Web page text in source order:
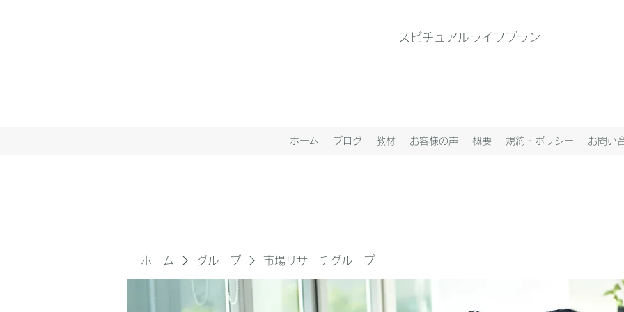
スピチュアルライフプラン
ホーム ブログ 教材 お客様の声 概要 規約・ポリシー お問い
ホーム グループ 市場リサーチグループ